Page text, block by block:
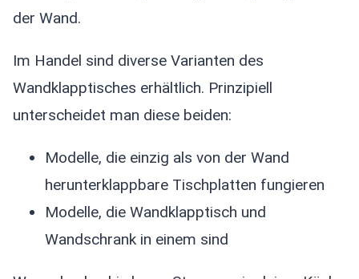
der Wand.
Im Handel sind diverse Varianten des
Wandklapptisches erhältlich. Prinzipiell
unterscheidet man diese beiden:
Modelle, die einzig als von der Wand
herunterklappbare Tischplatten fungieren
Modelle, die Wandklapptisch und
Wandschrank in einem sind